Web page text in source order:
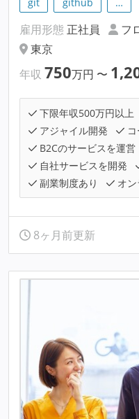
雇用形態 正社員
フ
東京
年収 750万円 〜
下限年収500万円以上
アジャイル開発
B2Cのサービスを運営
自社サービスを開発
副業制度あり
オ
8ヶ月前更新